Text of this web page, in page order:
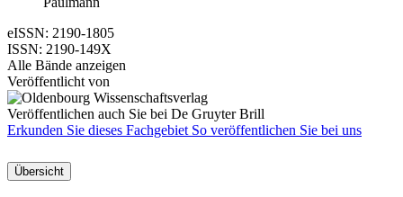
eISSN: 2190-1805
ISSN: 2190-149X
Alle Bände anzeigen
Veröffentlicht von
Veröffentlichen auch Sie bei De Gruyter Brill
Erkunden Sie dieses Fachgebiet So veröffentlichen Sie bei uns
Übersicht